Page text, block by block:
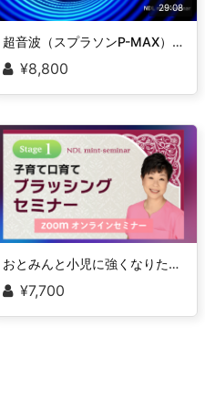
29:08
超音波（スプラソンP-MAX）実習動画 ベーシック編
¥8,800
おとみんと小児に強くなりたい人集まれセミナー！ Stage-1 子育て口育て ブラッシングセミナー（Web）
¥7,700